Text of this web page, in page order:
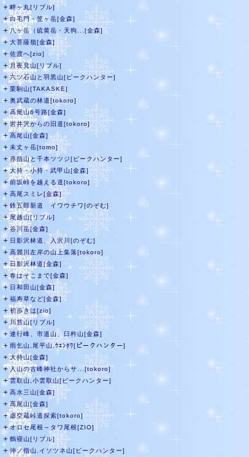
＋ 畔ヶ丸[リブル]
＋白毛門・笠ヶ岳[金森]
＋八ヶ岳（硫黄岳・天狗...[金森]
＋ 大菩薩嶺[金森]
＋ 佐渡へ[zio]
＋月夜見山[リブル]
＋六ツ石山と羽黒山[ピークハンター]
＋ 栗駒山[TAKASKE]
＋ 奥武蔵の林道[tokoro]
＋高尾山6号路[金森]
＋岩井沢からの旧道[tokoro]
＋ 高尾山[金森]
＋ 未丈ヶ岳[tomo]
＋赤指山と千本ツツジ[ピークハンター]
＋大持・小持・武甲山[金森]
＋前坂峠を越える道[tokoro]
＋ 高尾スミレ[金森]
＋鉄五郎新道 イワウチワ[のぞむ]
＋尾越山[リブル]
＋谷川岳[金森]
＋ 日影沢林道、入沢川[のぞむ]
＋ 高麗川左岸の山上集落[tokoro]
＋日影沢林道[金森]
＋春はそこまで[金森]
＋ 日和田山[金森]
＋ 福寿草など[金森]
＋初歩きは[zio]
＋川苔山[リブル]
＋ 連行峰、市道山、臼杵山[金森]
＋ 雨乞山,尾平山,ｳｴﾝﾀﾜ[ピークハンター]
＋大持山[金森]
＋入山の古峰神社からサ...[tokoro]
＋雲取山,小雲取山[ピークハンター]
＋ 高水三山[金森]
＋高尾山[金森]
＋虚空蔵峠道探索[tokoro]
＋オロセ尾根～タワ尾根[ZIO]
＋ 鶴寝山[リブル]
＋沖ノ指山,イソツネ山[ピークハンター]